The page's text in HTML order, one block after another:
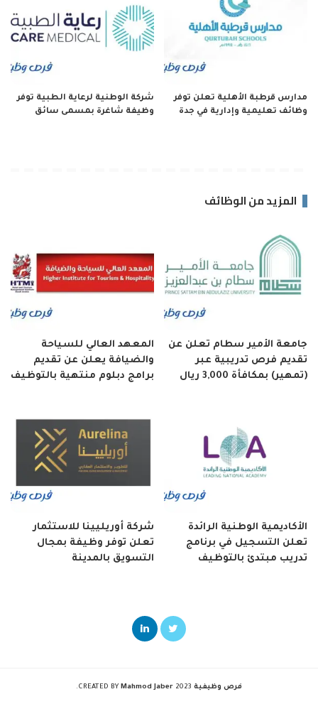
مدارس قرطبة الأهلية تعلن توفر
وظائف تعليمية وإدارية في جدة
شركة الوطنية لرعاية الطبية توفر
وظيفة شاغرة بمسمى سائق
المزيد من الوظائف
جامعة الأمير سطام تعلن عن
تقديم فرص تدريبية عبر
(تمهير) بمكافأة 3,000 ريال
المعهد العالي للسياحة
والضيافة يعلن عن تقديم
برامج دبلوم منتهية بالتوظيف
الأكاديمية الوطنية الرائدة
تعلن التسجيل في برنامج
تدريب مبتدئ بالتوظيف
شركة أوريليينا للاستثمار
تعلن توفر وظيفة بمجال
التسويق بالمدينة
فرص وظيفية 2023 CREATED BY
Mahmod Jaber
.